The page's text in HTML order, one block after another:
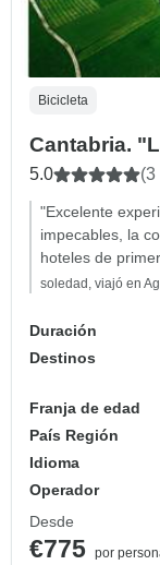
Bicicleta
Cantabria.
5.0 (3
"Excelente
impecables, la
hoteles de
soledad, viajó en
Duración
Destinos
Franja de edad
País Región
Idioma
Operador
Desde
€775 por